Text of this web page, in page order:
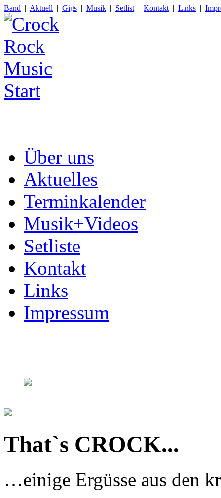
Band | Aktuell | Gigs | Musik | Setlist | Kontakt | Links |
Über uns
Aktuelles
Terminkalender
Musik+Videos
Setliste
Kontakt
Links
Impressum
That`s CROCK...
…einige Ergüsse aus den